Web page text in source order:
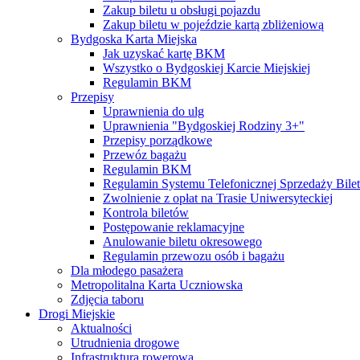
Zakup biletu u obsługi pojazdu
Zakup biletu w pojeździe kartą zbliżeniową
Bydgoska Karta Miejska
Jak uzyskać kartę BKM
Wszystko o Bydgoskiej Karcie Miejskiej
Regulamin BKM
Przepisy
Uprawnienia do ulg
Uprawnienia "Bydgoskiej Rodziny 3+"
Przepisy porządkowe
Przewóz bagażu
Regulamin BKM
Regulamin Systemu Telefonicznej Sprzedaży
Zwolnienie z opłat na Trasie Uniwersyteckiej
Kontrola biletów
Postępowanie reklamacyjne
Anulowanie biletu okresowego
Regulamin przewozu osób i bagażu
Dla młodego pasażera
Metropolitalna Karta Uczniowska
Zdjęcia taboru
Drogi Miejskie
Aktualności
Utrudnienia drogowe
Infrastruktura rowerowa